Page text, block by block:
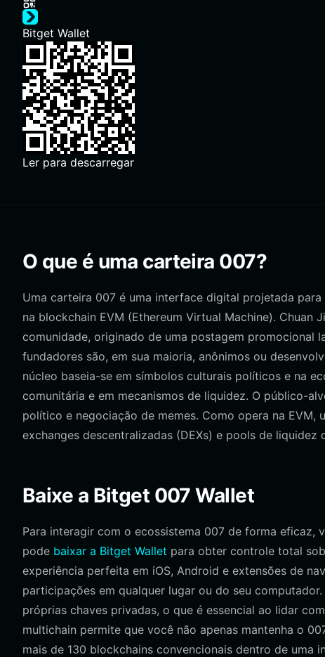
Bitget Wallet
Ler para descarregar
O que é uma carteira 007?
Uma carteira 007 é uma interface digital projetada
na blockchain EVM (Ethereum Virtual Machine).
comunidade, originado de uma postagem promocional
fundadores são, em sua maioria, anônimos ou
núcleo baseia-se em símbolos culturais políticos e na
comunitária e em mecanismos de liquidez. O público-
político e negociação de memes. Como opera na
exchanges descentralizadas (DEXs) e pools de liquidez
Baixe a Bitget 007 Wallet
Para interagir com o ecossistema 007 de forma eficaz,
pode baixar a Bitget Wallet para obter controle total
experiência perfeita em iOS, Android e extensões de
participações em qualquer lugar ou do seu
próprias chaves privadas, o que é essencial ao lidar
multichain permite que você não apenas mantenha o
mais de 130 blockchains convencionais dentro de uma